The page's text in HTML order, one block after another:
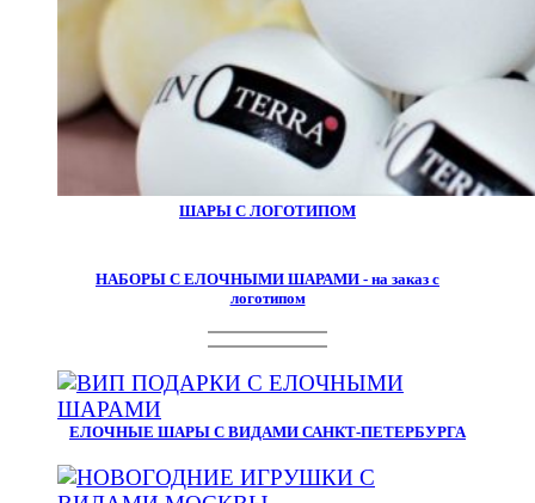
ШАРЫ С ЛОГОТИПОМ
НАБОРЫ С ЕЛОЧНЫМИ ШАРАМИ - на заказ с
логотипом
ЕЛОЧНЫЕ ШАРЫ С ВИДАМИ САНКТ-ПЕТЕРБУРГА